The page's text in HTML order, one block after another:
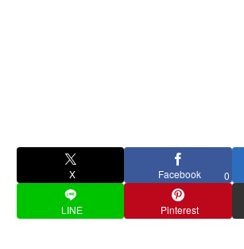
X Facebook 0
LINE Pinterest